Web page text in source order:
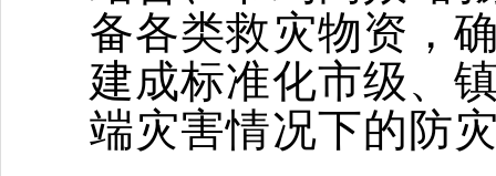
备各类救灾物资，
建成标准化市级、
端灾害情况下的防